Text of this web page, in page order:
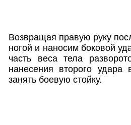
Возвращая правую руку
ногой и наносим боковой
часть веса тела
нанесения второго
занять боевую стойку.